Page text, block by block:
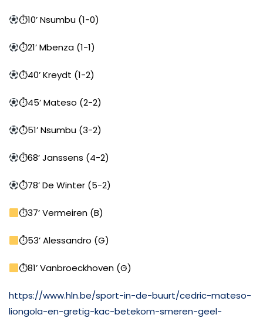
⏱10’ Nsumbu (1-0)
⏱21’ Mbenza (1-1)
⏱40’ Kreydt (1-2)
⏱45’ Mateso (2-2)
⏱51’ Nsumbu (3-2)
⏱68’ Janssens (4-2)
⏱78’ De Winter (5-2)
⏱37’ Vermeiren (B)
⏱53’ Alessandro (G)
⏱81’ Vanbroeckhoven (G)
https://www.hln.be/sport-in-de-buurt/cedric-mateso-
liongola-en-gretig-kac-betekom-smeren-geel-